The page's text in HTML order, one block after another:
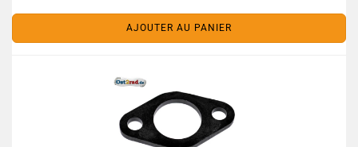
AJOUTER AU PANIER